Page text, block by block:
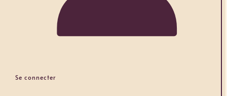
Se connecter